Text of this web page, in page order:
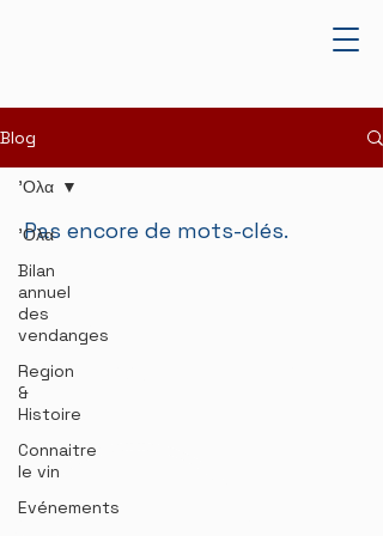
Blog
'Ολα
Bilan
annuel
des
vendanges
Region
&
Histoire
Connaitre
le vin
Evénements
'Ολα
Pas encore de mots-clés.
WINERY
WINES
WINE TOURISM & EVENTS
BLOG